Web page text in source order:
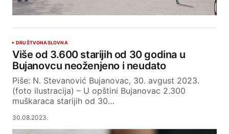
DRUŠTVONASLOVNA
Više od 3.600 starijih od 30 godina u
Bujanovcu neoženjeno i neudato
Piše: N. Stevanović Bujanovac, 30. avgust 2023.
(foto ilustracija) – U opštini Bujanovac 2.300
muškaraca starijih od 30…
30.08.2023.